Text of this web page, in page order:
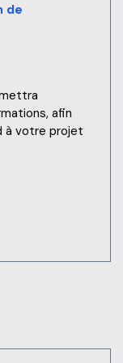
de
afin
à votre projet